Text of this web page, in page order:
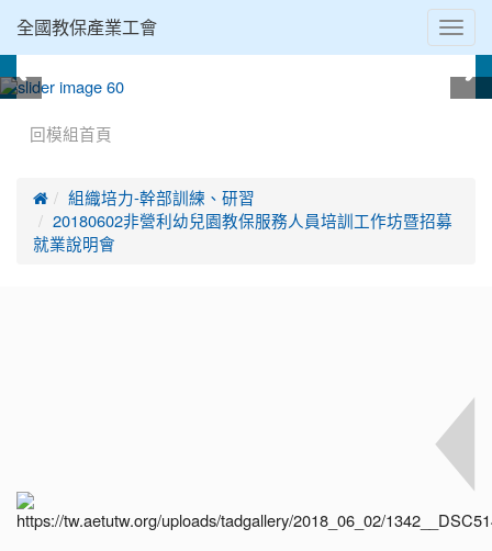
全國教保產業工會
回模組首頁

組織培力-幹部訓練、研習
20180602非營利幼兒園教保服務人員培訓工作坊暨招募
就業說明會